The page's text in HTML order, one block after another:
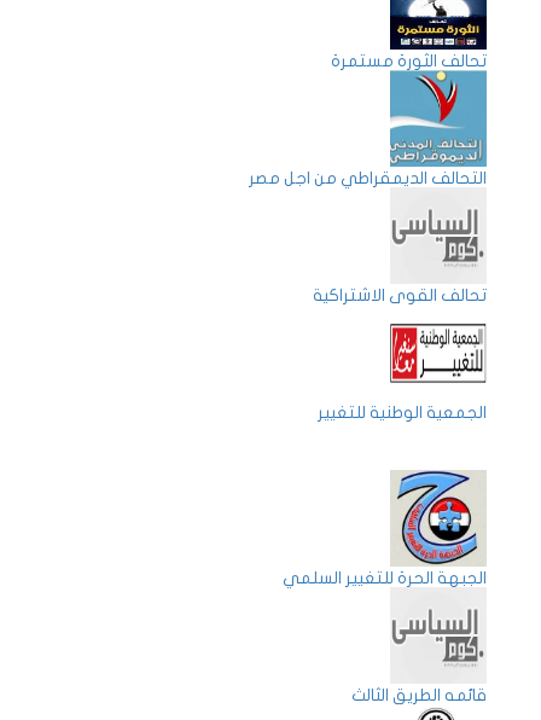
تحالف الثورة مستمرة
التحالف الديمقراطي من اجل مصر
تحالف القوى الاشتراكية
الجمعية الوطنية للتغيير
الجبهة الحرة للتغيير السلمي
قائمه الطريق الثالث